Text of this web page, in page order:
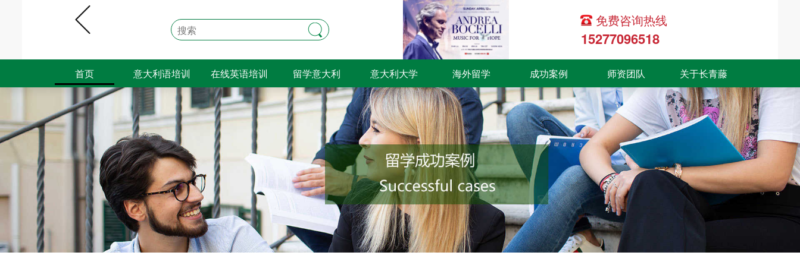
免费咨询热线
15277096518
首页 意大利语培训 在线英语培训 留学意大利 意大利大学 海外留学 成功案例 师资团队 关于长青藤